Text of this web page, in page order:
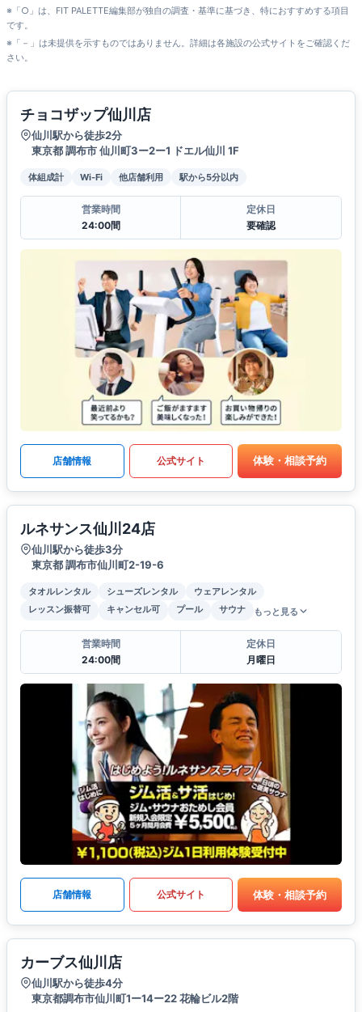
※「○」は、FIT PALETTE編集部が独自の調査・基準に基づき、特におすすめする項目
です。
※「－」は未提供を示すものではありません。詳細は各施設の公式サイトをご確認くだ
さい。
チョコザップ仙川店
仙川駅から徒歩2分
東京都 調布市 仙川町3ー2ー1 ドエル仙川 1F
体組成計 Wi-Fi 他店舗利用 駅から5分以内
営業時間
24:00間
定休日
要確認
店舗情報 公式サイト 体験・相談予約
ルネサンス仙川24店
仙川駅から徒歩3分
東京都 調布市仙川町2-19-6
タオルレンタル シューズレンタル
ウェアレンタル
レッスン振替可
キャンセル可 プール サウナ もっと見る
営業時間
24:00間
定休日
月曜日
店舗情報 公式サイト 体験・相談予約
カーブス仙川店
仙川駅から徒歩4分
東京都調布市仙川町1ー14ー22 花輪ビル2階